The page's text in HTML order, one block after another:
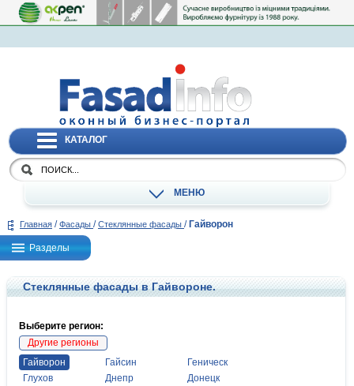
КАТАЛОГ
МЕНЮ
Главная / Фасады / Стеклянные фасады / Гайворон
Разделы
Стеклянные фасады в Гайвороне.
Выберите регион:
Другие регионы
Гайворон
Гайсин
Геническ
Глухов
Днепр
Донецк